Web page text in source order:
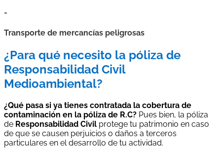
=
Transporte de mercancías peligrosas
¿Para qué necesito la póliza de
Responsabilidad Civil
Medioambiental?
¿Qué pasa si ya tienes contratada la cobertura de
contaminación en la póliza de R.C? Pues bien, la póliza
de Responsabilidad Civil protege tu patrimonio en caso
de que se causen perjuicios o daños a terceros
particulares en el desarrollo de tu actividad.